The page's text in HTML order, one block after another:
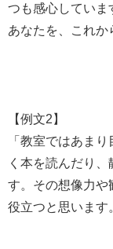
つも感心していま
あなたを、これか
【例文2】
「教室ではあま
く本を読んだり
す。その想像力や
役立つと思います